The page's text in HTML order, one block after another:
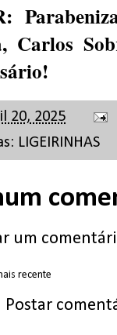
Carlos
20, 2025
LIGEIRINHAS
um
recente
Postar